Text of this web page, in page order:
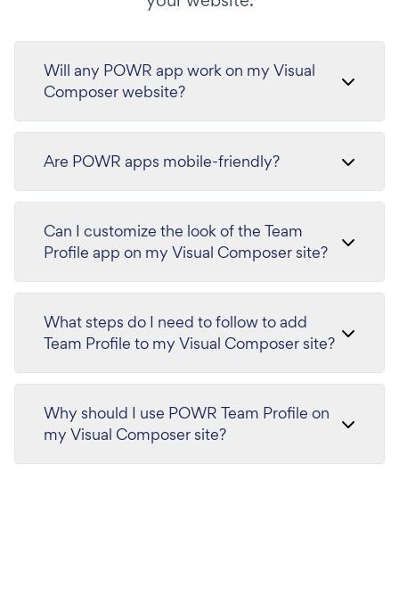
Will any POWR app work on my Visual
Composer website?
Are POWR apps mobile-friendly?
Can I customize the look of the Team
Profile app on my Visual Composer site?
What steps do I need to follow to add
Team Profile to my Visual Composer site?
Why should I use POWR Team Profile on
my Visual Composer site?